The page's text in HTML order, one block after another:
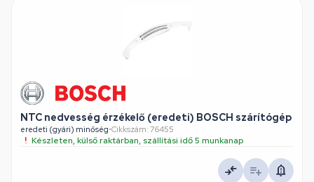
NTC nedvesség érzékelő (eredeti) BOSCH szárítógép
eredeti (gyári) minőség•Cikkszám: 76455
Készleten, külső raktárban, szállítási idő 5 munkanap